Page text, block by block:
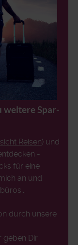
weitere Spar-
Reisen) und
-
für eine
an und
durch unsere
geben Dir